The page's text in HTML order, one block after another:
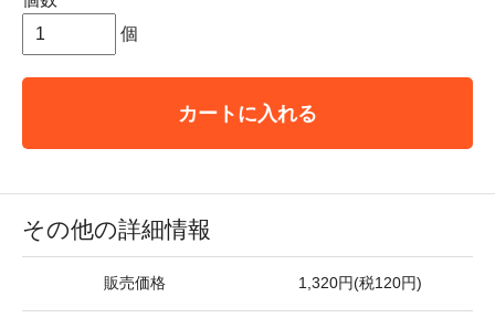
個
カートに入れる
その他の詳細情報
販売価格 1,320円(税120円)